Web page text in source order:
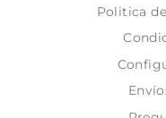
Politica